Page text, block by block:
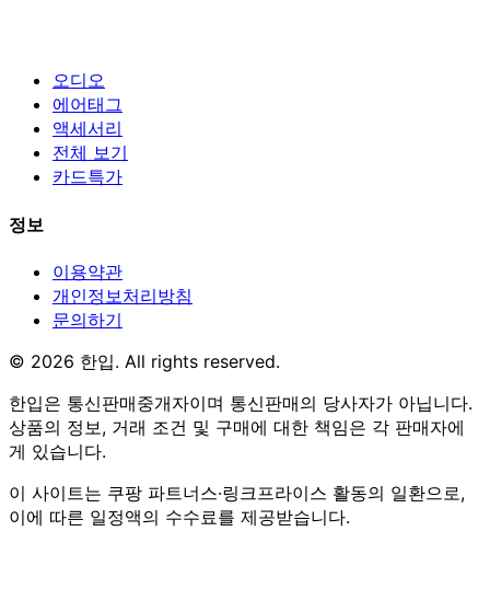
오디오
에어태그
액세서리
전체 보기
카드특가
정보
이용약관
개인정보처리방침
문의하기
© 2026 한입. All rights reserved.
한입은 통신판매중개자이며 통신판매의 당사자가 아닙니다.
상품의 정보, 거래 조건 및 구매에 대한 책임은 각 판매자에
게 있습니다.
이 사이트는 쿠팡 파트너스·링크프라이스 활동의 일환으로,
이에 따른 일정액의 수수료를 제공받습니다.